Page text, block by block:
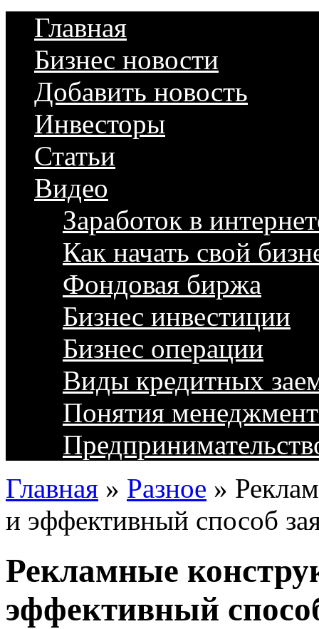
Главная
Бизнес новости
Добавить новость
Инвесторы
Статьи
Видео
Заработок в
Как начать свой
Фондовая биржа
Бизнес инвестиции
Бизнес операции
Виды кредитных
Понятия
Главная » Разное »
и эффективный способ
Рекламные
эффективный